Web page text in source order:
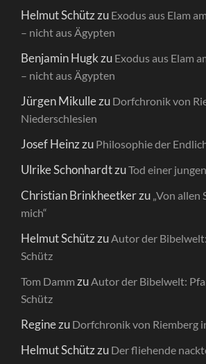
Helmut Schützzu Exodus aus Elam
– nicht aus Ägypten
Benjamin Hugkzu Exodus aus Elam
– nicht aus Ägypten
Jürgen Mikullezu Dorfchronik von
Niederschlesien
Josef Heinzzu Philosophie der
Ulrike SchonhardtzuTod einer
Christian Brinkheetkerzu „Von
mich“
Helmut Schützzu Autor der
Schütz
Tom Damm zu Autor der Bibelwelt:
Schütz
Reginezu Dorfchronik von Riemberg
Helmut Schützzu Der fliehende